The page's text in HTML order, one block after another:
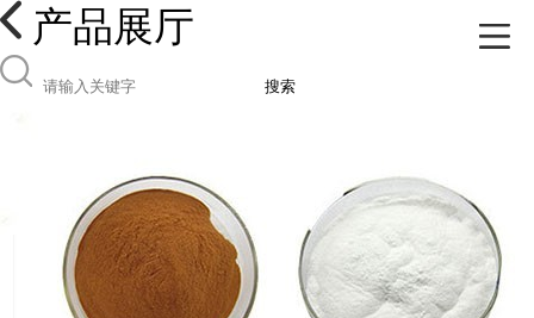
产品展厅
搜索